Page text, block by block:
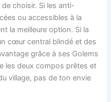
choisir. Si les anti-
ou accessibles à la
la meilleure option. Si la
cœur central blindé et des
grâce à ses Golems
les deux compos prêtes et
village, pas de ton envie